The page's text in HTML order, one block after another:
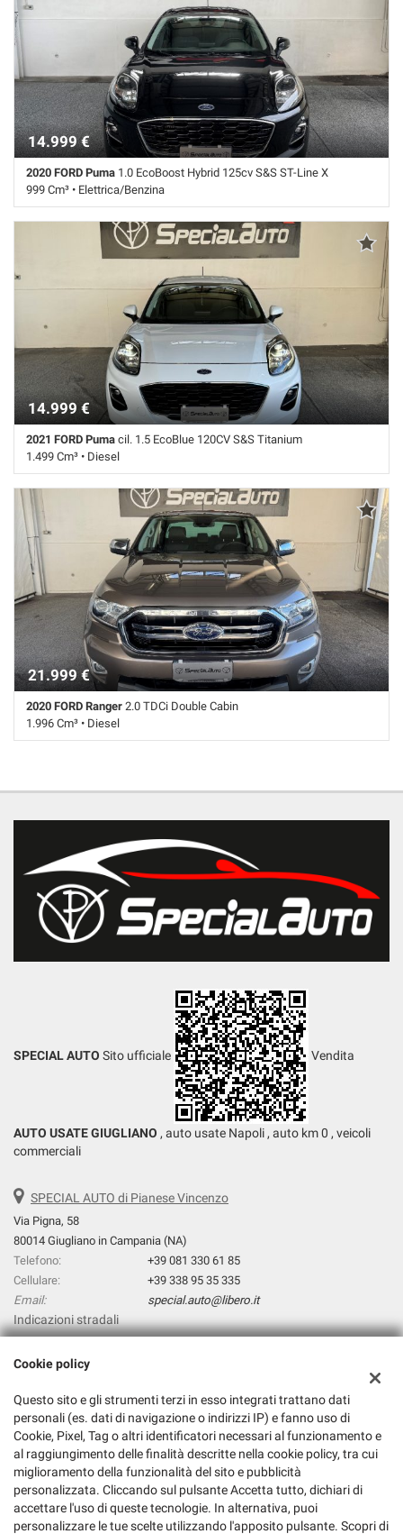
14.999 €
2020 FORD Puma 1.0 EcoBoost Hybrid 125cv S&S ST-Line X
999 Cm³ • Elettrica/Benzina
119.100 Km • Cambio Manuale (6) • Nero metallizzato • 5 Porte • ABS •
Airbag • Airbag laterali • Airbag Passeggero • Airbag testa • Autoradio
digitale • Bracciolo • Bracciolo • Cerchi in lega • Chiusura centralizzata
• Climatizzatore • Controllo elettronico della corsia • Controllo trazione
• Cruise Control • ESP • Fendinebbia • Frenata d'emergenza assistita •
Immobilizzatore elettronico • Interni in pelle • Riconoscimento dei
segnali stradali • Sensore di pioggia • Sensori di parcheggio posteriori
• Servosterzo • Navigatore satellitare • Specchietti laterali elettrici
14.999 €
2021 FORD Puma cil. 1.5 EcoBlue 120CV S&S Titanium
1.499 Cm³ • Diesel
98.000 Km • Cambio Manuale (6) • Bianco pastello • 5 Porte • ABS •
Airbag laterali • Airbag testa • Autoradio digitale • Bracciolo • Bracciolo
• Cerchi in lega • Chiusura centralizzata • Climatizzatore • Controllo
elettronico della corsia • Controllo trazione • Cruise Control • ESP • Fari
LED • Fendinebbia • Frenata d'emergenza assistita • Immobilizzatore
elettronico • Riconoscimento dei segnali stradali • Sensore di luce •
Sensori di parcheggio posteriori • Servosterzo • Navigatore satellitare
• Specchietti laterali elettrici
21.999 €
2020 FORD Ranger 2.0 TDCi Double Cabin
1.996 Cm³ • Diesel
Antifurto • Antifurto • Cerchi in lega • Chiusura centralizzata •
Fendinebbia • Frenata d'emergenza assistita • Interni in pelle •
Riconoscimento dei segnali stradali • Sensore di luce • Sensore di
pioggia • Sensori di parcheggio posteriori • Servosterzo • Navigatore
satellitare • Specchietti laterali elettrici • Telecamera per parcheggio
assistito
SPECIAL AUTO Sito ufficiale Vendita
AUTO USATE GIUGLIANO , auto usate Napoli , auto km 0 , veicoli
commerciali
SPECIAL AUTO di Pianese Vincenzo
Via Pigna, 58
80014 Giugliano in Campania (NA)
Telefono:
+39 081 330 61 85
Cellulare:
+39 338 95 35 335
Email:
special.auto@libero.it
Indicazioni stradali
Special Auto di Pianese Vincenzo
Via prolungamento Pigna, 31, Giugliano in Campania (NA)
C.F/P.IVA: 06303381211
Registro delle imprese:NA
Cookie policy
Questo sito e gli strumenti terzi in esso integrati trattano dati
personali (es. dati di navigazione o indirizzi IP) e fanno uso di
Cookie, Pixel, Tag o altri identificatori necessari al funzionamento e
al raggiungimento delle finalità descritte nella cookie policy, tra cui
miglioramento della funzionalità del sito e pubblicità
personalizzata. Cliccando sul pulsante Accetta tutto, dichiari di
accettare l'uso di queste tecnologie. In alternativa, puoi
personalizzare le tue scelte utilizzando l'apposito pulsante. Scopri di